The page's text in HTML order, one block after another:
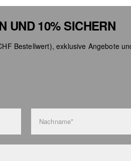
UND 10% SICHERN
Bestellwert), exklusive Angebote
Nachname*